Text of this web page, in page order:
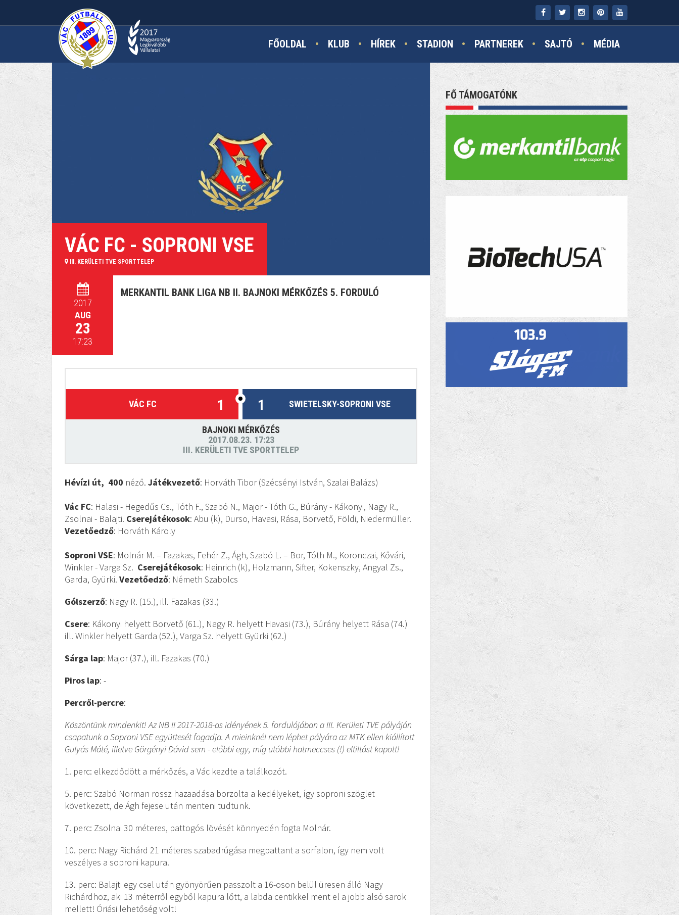
FŐOLDAL KLUB HÍREK STADION PARTNEREK SAJTÓ MÉDIA
VÁC FC - SOPRONI VSE
III. KERÜLETI TVE SPORTTELEP
2017
AUG
23
17:23
MERKANTIL BANK LIGA NB II. BAJNOKI MÉRKŐZÉS 5. FORDULÓ
1
VÁC FC 1 SWIETELSKY-SOPRONI VSE
BAJNOKI MÉRKŐZÉS
2017.08.23. 17:23
III. KERÜLETI TVE SPORTTELEP
Hévízi út, 400 néző. Játékvezető: Horváth Tibor (Szécsényi István, Szalai Balázs)
Vác FC: Halasi - Hegedűs Cs., Tóth F., Szabó N., Major - Tóth G., Búrány - Kákonyi, Nagy R.,
Zsolnai - Balajti. Cserejátékosok: Abu (k), Durso, Havasi, Rása, Borvető, Földi, Niedermüller.
Vezetőedző: Horváth Károly
Soproni VSE: Molnár M. – Fazakas, Fehér Z., Ágh, Szabó L. – Bor, Tóth M., Koronczai, Kővári,
Winkler - Varga Sz. Cserejátékosok: Heinrich (k), Holzmann, Sifter, Kokenszky, Angyal Zs.,
Garda, Gyürki. Vezetőedző: Németh Szabolcs
Gólszerző: Nagy R. (15.), ill. Fazakas (33.)
Csere: Kákonyi helyett Borvető (61.), Nagy R. helyett Havasi (73.), Búrány helyett Rása (74.)
ill. Winkler helyett Garda (52.), Varga Sz. helyett Gyürki (62.)
Sárga lap: Major (37.), ill. Fazakas (70.)
Piros lap: -
Percről-percre:
Köszöntünk mindenkit! Az NB II 2017-2018-as idényének 5. fordulójában a III. Kerületi TVE pályáján
csapatunk a Soproni VSE együttesét fogadja. A mieinknél nem léphet pályára az MTK ellen kiállított
Gulyás Máté, illetve Görgényi Dávid sem - előbbi egy, míg utóbbi hatmeccses (!) eltiltást kapott!
1. perc: elkezdődött a mérkőzés, a Vác kezdte a találkozót.
5. perc: Szabó Norman rossz hazaadása borzolta a kedélyeket, így soproni szöglet
következett, de Ágh fejese után menteni tudtunk.
7. perc: Zsolnai 30 méteres, pattogós lövését könnyedén fogta Molnár.
10. perc: Nagy Richárd 21 méteres szabadrúgása megpattant a sorfalon, így nem volt
veszélyes a soproni kapura.
13. perc: Balajti egy csel után gyönyörűen passzolt a 16-oson belül üresen álló Nagy
Richárdhoz, aki 13 méterről egyből kapura lőtt, a labda centikkel ment el a jobb alsó sarok
mellett! Óriási lehetőség volt!
FŐ TÁMOGATÓNK